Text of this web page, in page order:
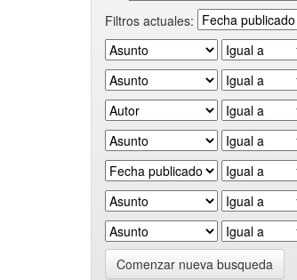
Filtros actuales:
Comenzar nueva busqueda